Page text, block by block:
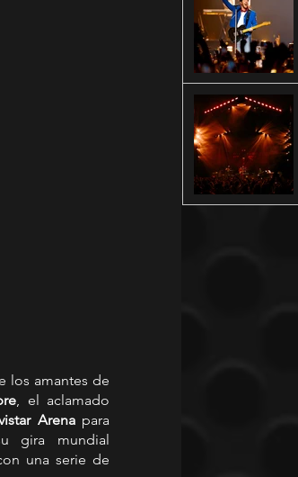
los amantes de
, el aclamado
Arena para
gira mundial
una serie de